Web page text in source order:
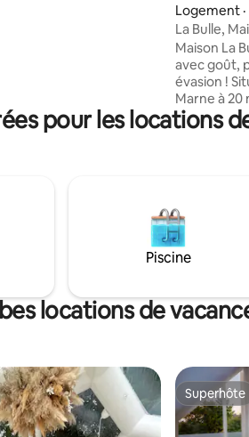
commentaires
Logement
mes
La Bulle,
Maison La
avec goût,
évasion !
Marne à 20
découvrirez 4
télévision
à une
degrés et
la cour.
pour les locations
Piscine
locations de
Superhôte
Superhôte